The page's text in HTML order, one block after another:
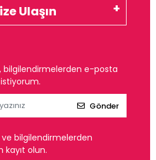
Ulaşın
bilgilendirmelerden e-posta
Gönder
bilgilendirmelerden
kayıt olun.